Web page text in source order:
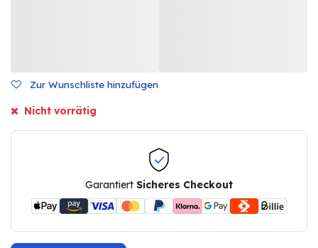
Zur Wunschliste hinzufügen
Nicht vorrätig
Garantiert Sicheres Checkout